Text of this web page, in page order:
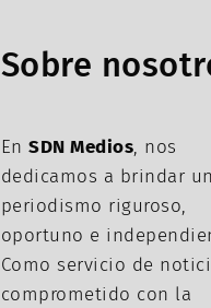
Sobre
En SDN Medios, nos
dedicamos a brindar un
periodismo riguroso,
oportuno e
Como servicio de
comprometido con la